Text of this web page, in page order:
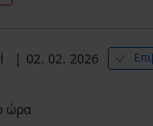
02. 02. 2026
ώρα